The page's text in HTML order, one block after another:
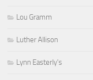
Lou Gramm
Luther Allison
Lynn Easterly's